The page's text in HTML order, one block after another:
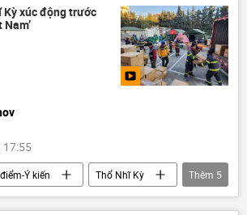
gia
Tác giả
người Việt ở nước Nga
Kỳ xúc động trước
17:55
Ý kiến
Thổ Nhĩ Kỳ
hộ
Thêm 5